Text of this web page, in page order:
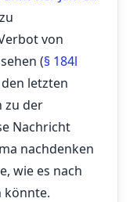
von
(§ 184l
letzten
zu der
Nachricht
nachdenken
wie es nach
könnte.